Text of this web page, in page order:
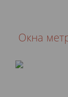
Окна